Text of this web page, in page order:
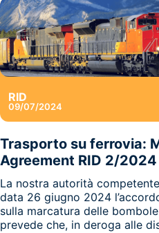
RID
09/07/2024
Trasporto su ferrovia:
Agreement RID 2/2024
La nostra autorità
data 26 giugno 2024
sulla marcatura delle
prevede che, in deroga alle